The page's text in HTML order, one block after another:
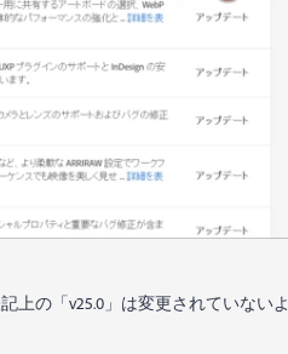
上の「v25.0」は変更されていないよ